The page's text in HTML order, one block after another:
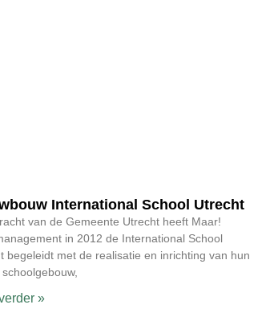
International School Utrecht
van de Gemeente Utrecht heeft Maar!
in 2012 de International School
begeleidt met de realisatie en inrichting van hun
»